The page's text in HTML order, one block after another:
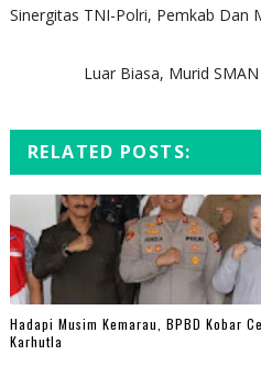
Sinergitas TNI-Polri, Pemkab Dan
Luar Biasa, Murid
RELATED POSTS:
Hadapi Musim Kemarau, BPBD Kobar
Karhutla